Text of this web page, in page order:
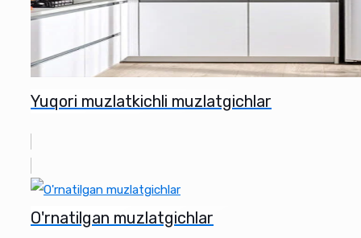
Yuqori muzlatkichli muzlatgichlar
O'rnatilgan muzlatgichlar